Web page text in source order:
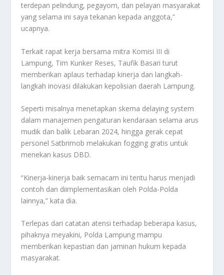
terdepan pelindung, pegayom, dan pelayan masyarakat
yang selama ini saya tekanan kepada anggota,”
ucapnya.
Terkait rapat kerja bersama mitra Komisi III di
Lampung, Tim Kunker Reses, Taufik Basari turut
memberikan aplaus terhadap kinerja dan langkah-
langkah inovasi dilakukan kepolisian daerah Lampung.
Seperti misalnya menetapkan skema delaying system
dalam manajemen pengaturan kendaraan selama arus
mudik dan balik Lebaran 2024, hingga gerak cepat
personel Satbrimob melakukan fogging gratis untuk
menekan kasus DBD.
“Kinerja-kinerja baik semacam ini tentu harus menjadi
contoh dan diimplementasikan oleh Polda-Polda
lainnya,” kata dia.
Terlepas dari catatan atensi terhadap beberapa kasus,
pihaknya meyakini, Polda Lampung mampu
memberikan kepastian dan jaminan hukum kepada
masyarakat.